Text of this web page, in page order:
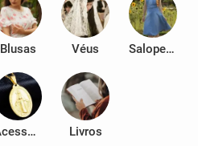
Blusas Véus Salopetes
Acessórios Livros